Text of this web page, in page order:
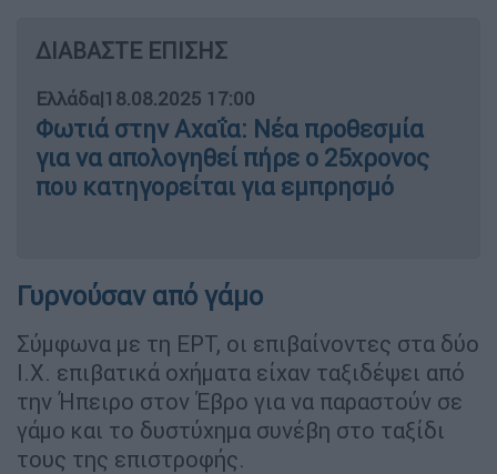
ΔΙΑΒΑΣΤΕ ΕΠΙΣΗΣ
Ελλάδα|18.08.2025 17:00
Φωτιά στην Αχαΐα: Νέα προθεσμία
για να απολογηθεί πήρε ο 25χρονος
που κατηγορείται για εμπρησμό
Γυρνούσαν από γάμο
Σύμφωνα με τη ΕΡΤ, οι επιβαίνοντες στα δύο
Ι.Χ. επιβατικά οχήματα είχαν ταξιδέψει από
την Ήπειρο στον Έβρο για να παραστούν σε
γάμο και το δυστύχημα συνέβη στο ταξίδι
τους της επιστροφής.